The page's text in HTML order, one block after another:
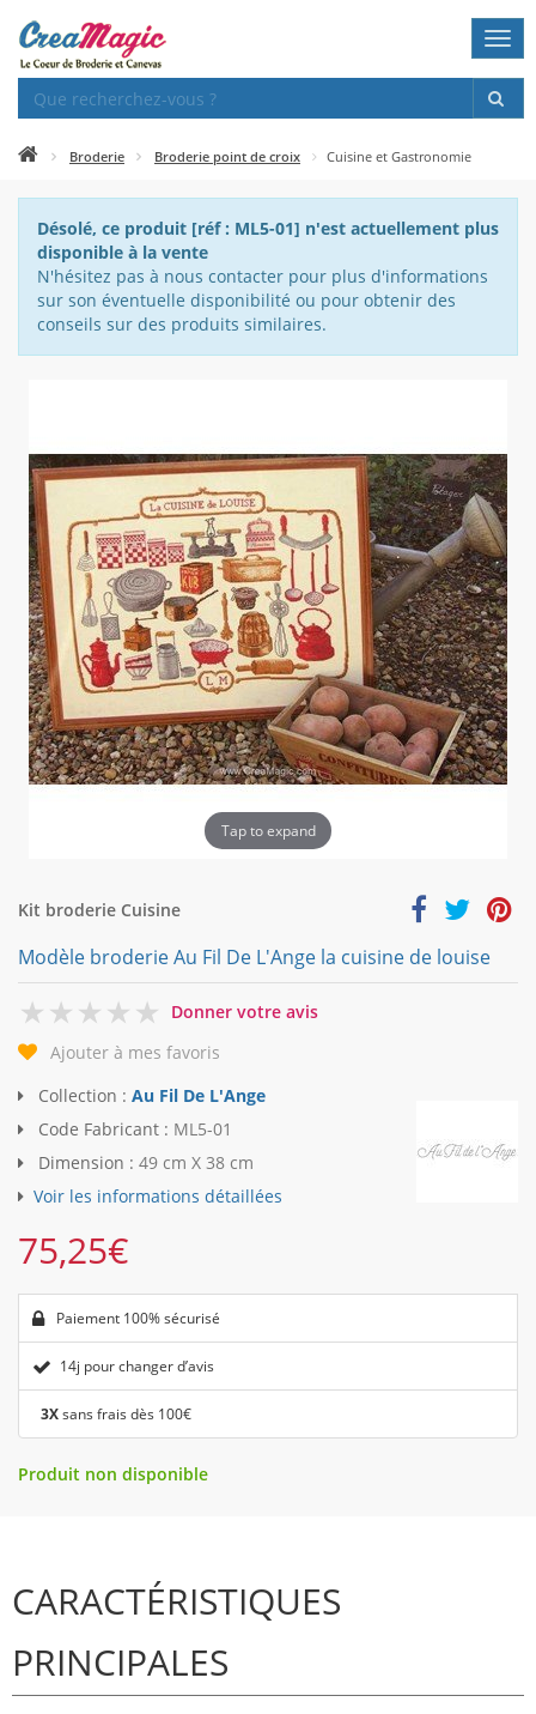
Broderie Broderie point de croix Cuisine et Gastronomie
Désolé, ce produit [réf : ML5-01] n'est actuellement plus
disponible à la vente
N'hésitez pas à nous contacter pour plus d'informations
sur son éventuelle disponibilité ou pour obtenir des
conseils sur des produits similaires.
Tap to expand
Kit broderie Cuisine
Modèle broderie Au Fil De L'Ange la cuisine de louise
0
Donner votre avis
Ajouter à mes favoris
Collection : Au Fil De L'Ange
Code Fabricant : ML5-01
Dimension : 49 cm X 38 cm
Voir les informations détaillées
75,25€
Paiement 100% sécurisé
14j pour changer d’avis
3Xsans frais dès 100€
Produit non disponible
CARACTÉRISTIQUES
PRINCIPALES